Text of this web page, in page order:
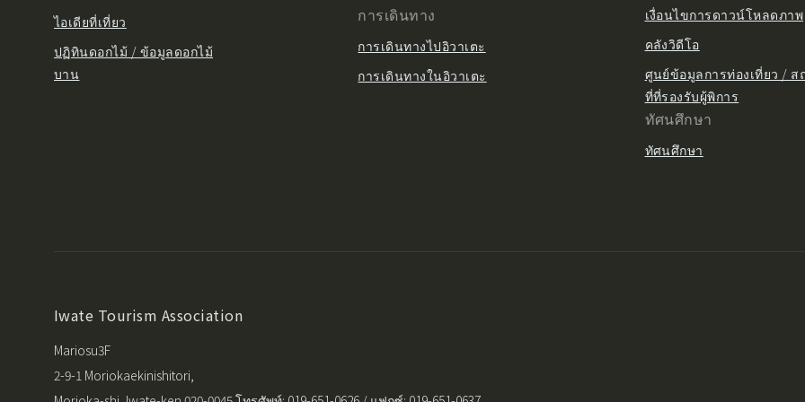
ไอเดียที่เที่ยว
ปฏิทินดอกไม้ / ข้อมูลดอกไม้
บาน
การเดินทาง
การเดินทางไปอิวาเตะ
การเดินทางในอิวาเตะ
เงื่อนไขการดาวน์โหลดภาพ
คลังวิดีโอ
ศูนย์ข้อมูลการท่องเที่ยว / ส
ที่ที่รองรับผู้พิการ
ทัศนศึกษา
ทัศนศึกษา
Iwate Tourism Association
Mariosu3F
2-9-1 Moriokaekinishitori,